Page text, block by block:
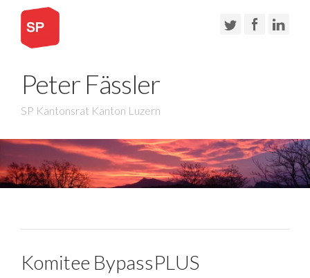
Peter Fässler
SP Kantonsrat Kanton Luzern
Komitee BypassPLUS